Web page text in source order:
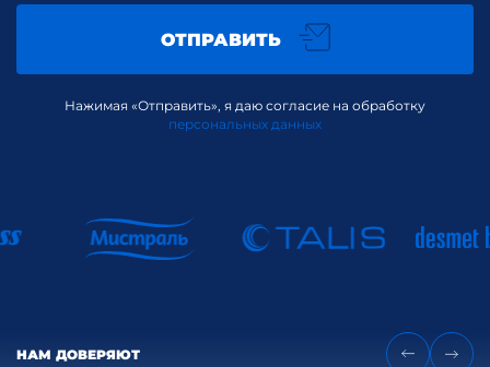
ОТПРАВИТЬ
Нажимая «Отправить», я даю согласие на обработку
персональных данных
НАМ ДОВЕРЯЮТ